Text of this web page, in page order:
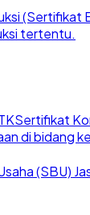
(Sertifikat
tertentu.
Sertifikat
di bidang
(SBU)